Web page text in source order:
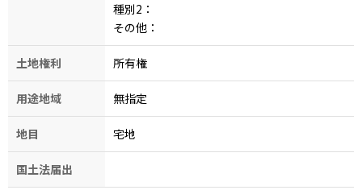
種別2：
その他：
土地権利 所有権
用途地域 無指定
地目 宅地
国土法届出